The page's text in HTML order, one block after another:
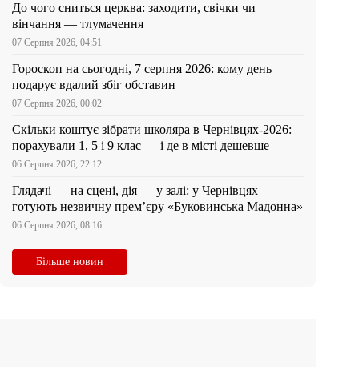
До чого сниться церква: заходити, свічки чи
вінчання — тлумачення
07 Серпня 2026, 04:51
Гороскоп на сьогодні, 7 серпня 2026: кому день
подарує вдалий збіг обставин
07 Серпня 2026, 00:02
Скільки коштує зібрати школяра в Чернівцях-2026:
порахували 1, 5 і 9 клас — і де в місті дешевше
06 Серпня 2026, 22:12
Глядачі — на сцені, дія — у залі: у Чернівцях
готують незвичну прем’єру «Буковинська Мадонна»
06 Серпня 2026, 08:16
Більше новин